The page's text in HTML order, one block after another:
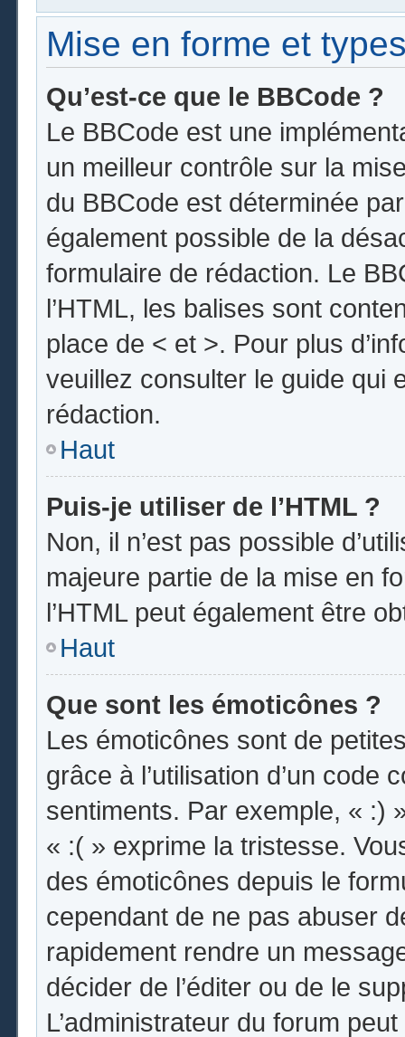
Mise en forme et
Qu’est-ce que le BBCode ?
Le BBCode est une
un meilleur contrôle sur la
du BBCode est déterminée
également possible de la
formulaire de rédaction. Le
l’HTML, les balises sont
place de < et >. Pour plus
veuillez consulter le guide qui
rédaction.
Haut
Puis-je utiliser de l’HTML ?
Non, il n’est pas possible
majeure partie de la mise en
l’HTML peut également être
Haut
Que sont les émoticônes ?
Les émoticônes sont de
grâce à l’utilisation d’un code
sentiments. Par exemple, « :)
« :( » exprime la tristesse.
des émoticônes depuis le
cependant de ne pas abuser
rapidement rendre un
décider de l’éditer ou de le
L’administrateur du forum